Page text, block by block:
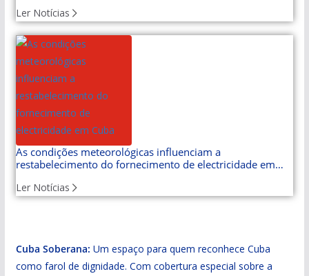
Ler Notícias
As condições meteorológicas influenciam a
restabelecimento do fornecimento de electricidade em
Ler Notícias
Cuba Soberana: Um espaço para quem reconhece Cuba
como farol de dignidade. Com cobertura especial sobre a